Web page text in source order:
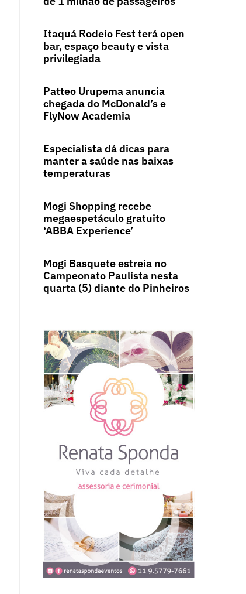
Itaquá Rodeio Fest terá open
bar, espaço beauty e vista
privilegiada
Patteo Urupema anuncia
chegada do McDonald’s e
FlyNow Academia
Especialista dá dicas para
manter a saúde nas baixas
temperaturas
Mogi Shopping recebe
megaespetáculo gratuito
‘ABBA Experience’
Mogi Basquete estreia no
Campeonato Paulista nesta
quarta (5) diante do Pinheiros